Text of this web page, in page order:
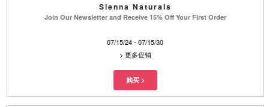
Sienna Naturals
Join Our Newsletter and Receive 15% Off Your First Order
07/15/24 - 07/15/30
> 更多促销